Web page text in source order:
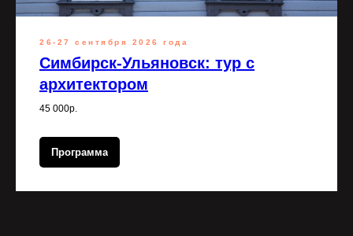
26-27 сентября 2026 года
Симбирск-Ульяновск: тур с
архитектором
45 000р.
Программа